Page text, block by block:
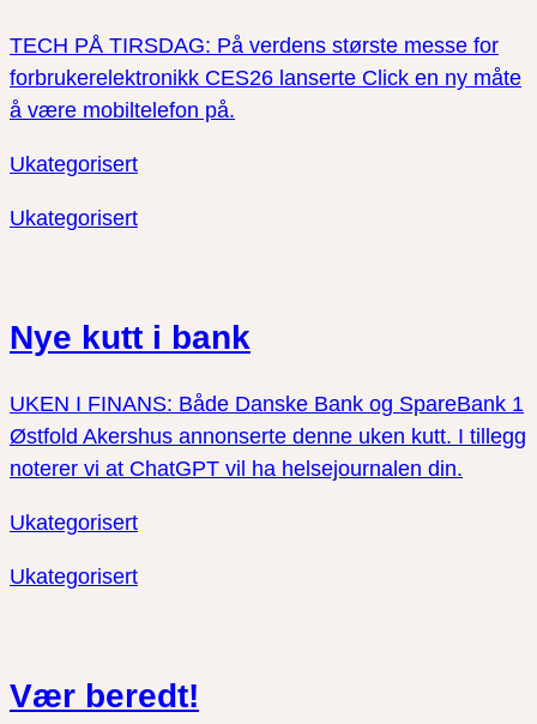
TECH PÅ TIRSDAG: På verdens største messe for
forbrukerelektronikk CES26 lanserte Click en ny måte
å være mobiltelefon på.
Ukategorisert
Ukategorisert
Nye kutt i bank
UKEN I FINANS: Både Danske Bank og SpareBank 1
Østfold Akershus annonserte denne uken kutt. I tillegg
noterer vi at ChatGPT vil ha helsejournalen din.
Ukategorisert
Ukategorisert
Vær beredt!